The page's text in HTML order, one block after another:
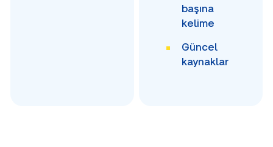
başına
kelime
Güncel
kaynaklar